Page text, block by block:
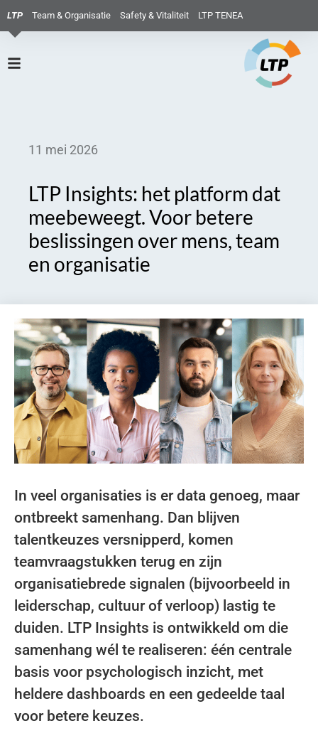
LTP Team & Organisatie Safety & Vitaliteit LTP TENEA
11 mei 2026
LTP Insights: het platform dat
meebeweegt. Voor betere
beslissingen over mens, team
en organisatie
In veel organisaties is er data genoeg, maar
ontbreekt samenhang. Dan blijven
talentkeuzes versnipperd, komen
teamvraagstukken terug en zijn
organisatiebrede signalen (bijvoorbeeld in
leiderschap, cultuur of verloop) lastig te
duiden. LTP Insights is ontwikkeld om die
samenhang wél te realiseren: één centrale
basis voor psychologisch inzicht, met
heldere dashboards en een gedeelde taal
voor betere keuzes.